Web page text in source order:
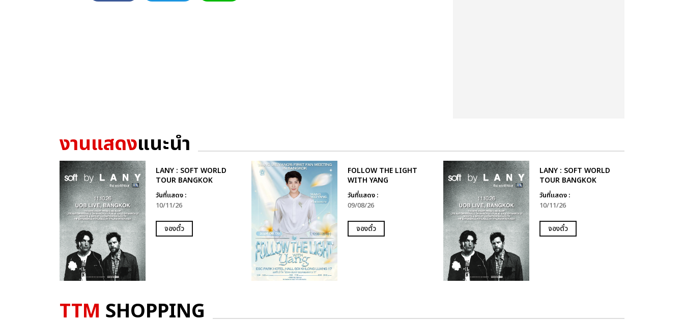
งานแสดงแนะนำ
LANY : SOFT WORLD
TOUR BANGKOK
วันที่แสดง :
10/11/26
จองตั๋ว
FOLLOW THE LIGHT
WITH YANG
วันที่แสดง :
09/08/26
จองตั๋ว
LANY : SOFT WORLD
TOUR BANGKOK
วันที่แสดง :
10/11/26
จองตั๋ว
TTM SHOPPING